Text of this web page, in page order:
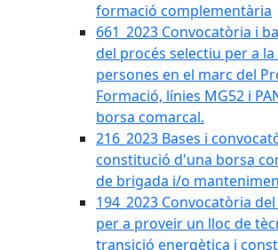
formació complementària
661_2023 Convocatòria i
del procés selectiu per a la
persones en el marc del
Formació, línies MG52 i
borsa comarcal.
216_2023 Bases i
constitució d'una borsa
de brigada i/o
194_2023 Convocatòria
per a proveir un lloc de
transició energètica i